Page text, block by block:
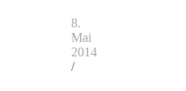
8.
Mai
2014
/